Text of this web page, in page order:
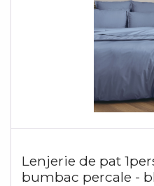
Lenjerie de pat
bumbac percale -